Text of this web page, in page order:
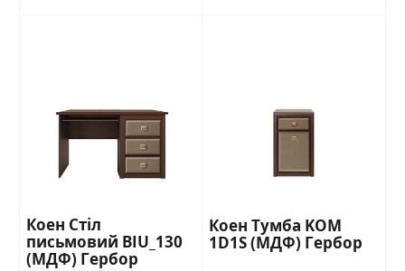
Коен Стіл
письмовий BIU_130
(МДФ) Гербор
Коен Тумба KOM
1D1S (МДФ) Гербор